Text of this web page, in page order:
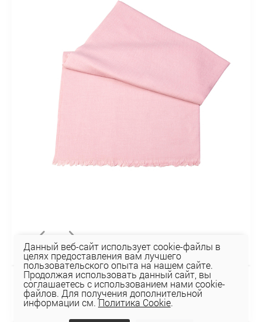
Палантин BP-02
39,06 руб
Данный веб-сайт использует cookie-файлы в
целях предоставления вам лучшего
пользовательского опыта на нашем сайте.
Продолжая использовать данный сайт, вы
соглашаетесь с использованием нами cookie-
файлов. Для получения дополнительной
информации см.Политика Cookie.